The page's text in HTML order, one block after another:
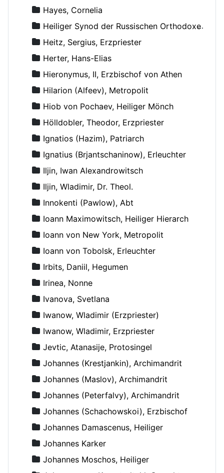
Hayes, Cornelia
Heiliger Synod der Russischen Orthodoxen Kirche
Heitz, Sergius, Erzpriester
Herter, Hans-Elias
Hieronymus, II, Erzbischof von Athen
Hilarion (Alfeev), Metropolit
Hiob von Pochaev, Heiliger Mönch
Hölldobler, Theodor, Erzpriester
Ignatios (Hazim), Patriarch
Ignatius (Brjantschaninow), Erleuchter
Iljin, Iwan Alexandrowitsch
Iljin, Wladimir, Dr. Theol.
Innokenti (Pawlow), Abt
Ioann Maximowitsch, Heiliger Hierarch
Ioann von New York, Metropolit
Ioann von Tobolsk, Erleuchter
Irbits, Daniil, Hegumen
Irinea, Nonne
Ivanova, Svetlana
Iwanow, Wladimir (Erzpriester)
Iwanow, Wladimir, Erzpriester
Jevtic, Atanasije, Protosingel
Johannes (Krestjankin), Archimandrit
Johannes (Maslov), Archimandrit
Johannes (Peterfalvy), Archimandrit
Johannes (Schachowskoi), Erzbischof
Johannes Damascenus, Heiliger
Johannes Karker
Johannes Moschos, Heiliger